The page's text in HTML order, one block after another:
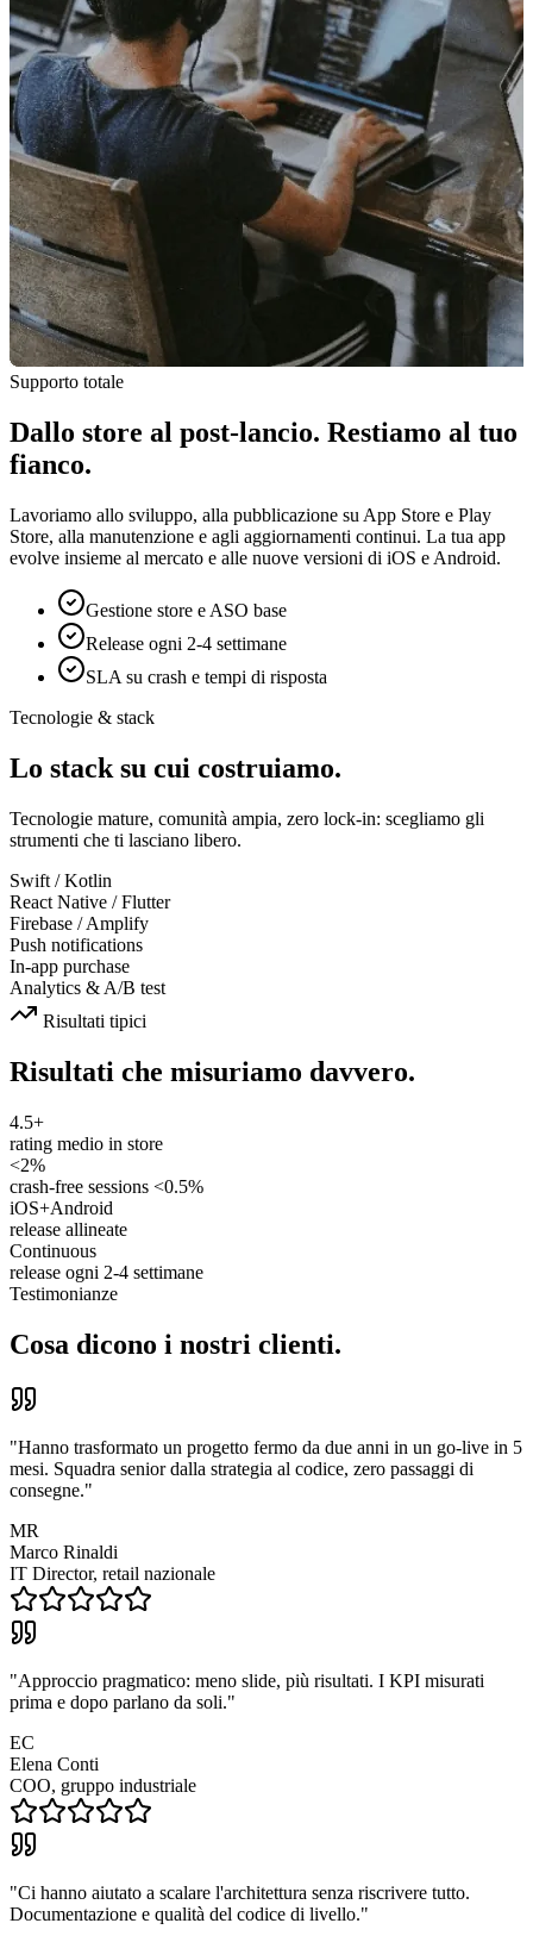
Supporto totale
Dallo store al post-lancio. Restiamo al tuo
fianco.
Lavoriamo allo sviluppo, alla pubblicazione su App Store e Play
Store, alla manutenzione e agli aggiornamenti continui. La tua app
evolve insieme al mercato e alle nuove versioni di iOS e Android.
Gestione store e ASO base
Release ogni 2-4 settimane
SLA su crash e tempi di risposta
Tecnologie & stack
Lo stack su cui costruiamo.
Tecnologie mature, comunità ampia, zero lock-in: scegliamo gli
strumenti che ti lasciano libero.
Swift / Kotlin
React Native / Flutter
Firebase / Amplify
Push notifications
In-app purchase
Analytics & A/B test
Risultati tipici
Risultati che misuriamo davvero.
4.5+
rating medio in store
<2%
crash-free sessions <0.5%
iOS+Android
release allineate
Continuous
release ogni 2-4 settimane
Testimonianze
Cosa dicono i nostri clienti.
"Hanno trasformato un progetto fermo da due anni in un go-live in 5
mesi. Squadra senior dalla strategia al codice, zero passaggi di
consegne."
MR
Marco Rinaldi
IT Director, retail nazionale
"Approccio pragmatico: meno slide, più risultati. I KPI misurati
prima e dopo parlano da soli."
EC
Elena Conti
COO, gruppo industriale
"Ci hanno aiutato a scalare l'architettura senza riscrivere tutto.
Documentazione e qualità del codice di livello."